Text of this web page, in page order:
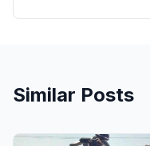
Similar Posts